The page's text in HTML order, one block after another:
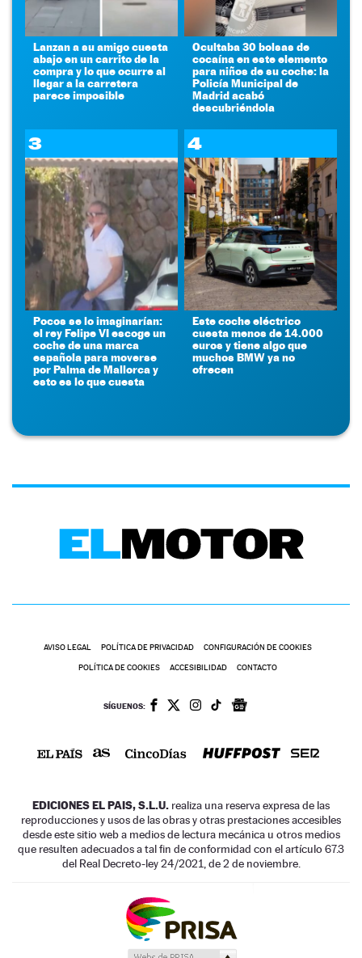
Lanzan a su amigo cuesta
abajo en un carrito de la
compra y lo que ocurre al
llegar a la carretera
parece imposible
Ocultaba 30 bolsas de
cocaína en este elemento
para niños de su coche: la
Policía Municipal de
Madrid acabó
descubriéndola
3
Pocos se lo imaginarían:
el rey Felipe VI escoge un
coche de una marca
española para moverse
por Palma de Mallorca y
esto es lo que cuesta
4
Este coche eléctrico
cuesta menos de 14.000
euros y tiene algo que
muchos BMW ya no
ofrecen
AVISO LEGAL POLÍTICA DE PRIVACIDAD CONFIGURACIÓN DE COOKIES
POLÍTICA DE COOKIES ACCESIBILIDAD CONTACTO
SÍGUENOS:
EDICIONES EL PAIS, S.L.U. realiza una reserva expresa de las
reproducciones y usos de las obras y otras prestaciones accesibles
desde este sitio web a medios de lectura mecánica u otros medios
que resulten adecuados a tal fin de conformidad con el artículo 67.3
del Real Decreto-ley 24/2021, de 2 de noviembre.